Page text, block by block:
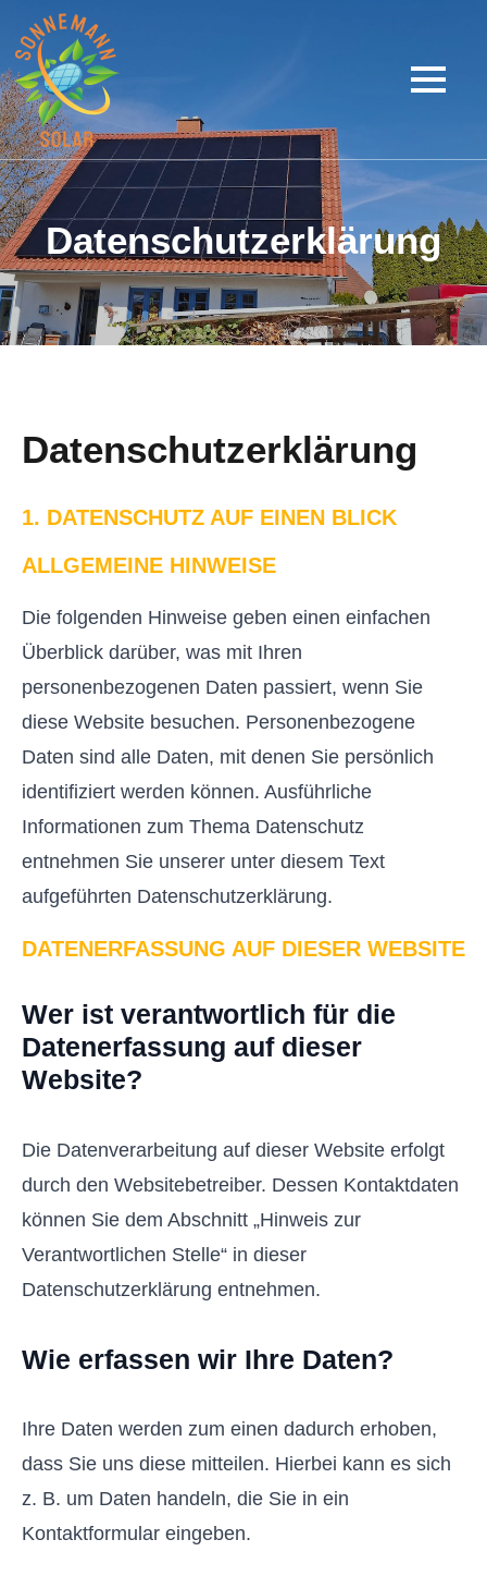
Datenschutzerklärung
Datenschutz­erklärung
1. DATENSCHUTZ AUF EINEN BLICK
ALLGEMEINE HINWEISE
Die folgenden Hinweise geben einen einfachen
Überblick darüber, was mit Ihren
personenbezogenen Daten passiert, wenn Sie
diese Website besuchen. Personenbezogene
Daten sind alle Daten, mit denen Sie persönlich
identifiziert werden können. Ausführliche
Informationen zum Thema Datenschutz
entnehmen Sie unserer unter diesem Text
aufgeführten Datenschutzerklärung.
DATENERFASSUNG AUF DIESER WEBSITE
Wer ist verantwortlich für die
Datenerfassung auf dieser
Website?
Die Datenverarbeitung auf dieser Website erfolgt
durch den Websitebetreiber. Dessen Kontaktdaten
können Sie dem Abschnitt „Hinweis zur
Verantwortlichen Stelle“ in dieser
Datenschutzerklärung entnehmen.
Wie erfassen wir Ihre Daten?
Ihre Daten werden zum einen dadurch erhoben,
dass Sie uns diese mitteilen. Hierbei kann es sich
z. B. um Daten handeln, die Sie in ein
Kontaktformular eingeben.